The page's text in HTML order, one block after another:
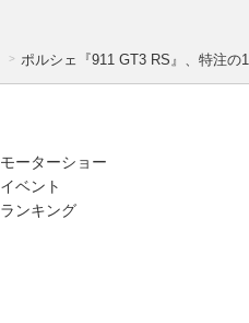
ポルシェ『911 GT3 RS』、特注
モーターショー
イベント
ランキング